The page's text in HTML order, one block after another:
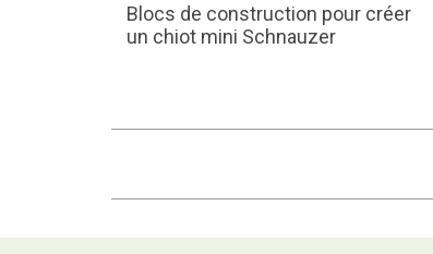
Blocs de construction pour créer
un chiot mini Schnauzer